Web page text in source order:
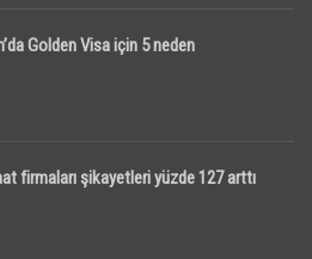
Golden Visa için 5 neden
firmaları şikayetleri yüzde 127 arttı